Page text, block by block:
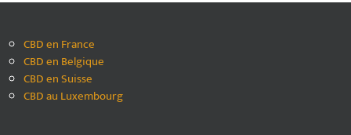
CBD en France
CBD en Belgique
CBD en Suisse
CBD au Luxembourg